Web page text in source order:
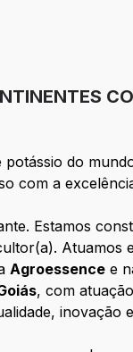
do
com a
Estamos
Atuamos
Agroessence e
, com
inovação